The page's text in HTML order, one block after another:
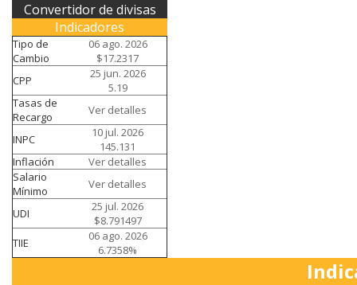
Convertidor de divisas
Indicadores
Tipo de
Cambio
06 ago. 2026
$17.2317
CPP
25 jun. 2026
5.19
Tasas de
Recargo
Ver detalles
INPC
10 jul. 2026
145.131
Inflación
Ver detalles
Salario
Mínimo
Ver detalles
UDI
25 jul. 2026
$8.791497
TIIE
06 ago. 2026
6.7358%